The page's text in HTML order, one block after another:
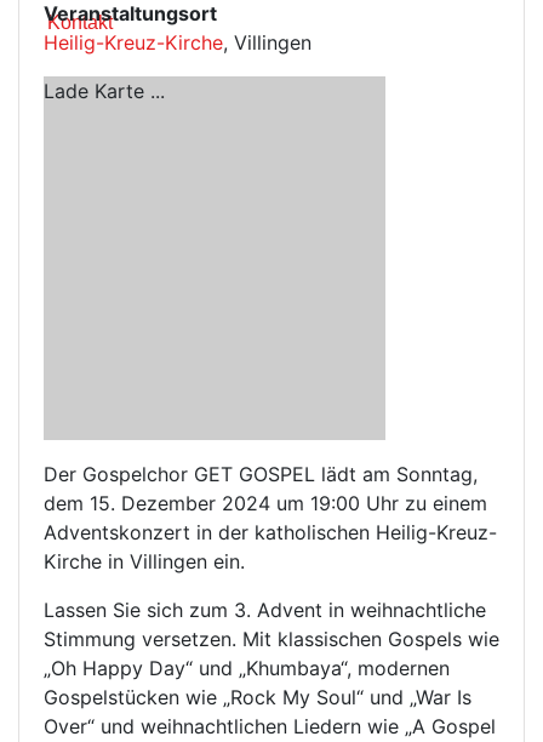
Kontakt
Veranstaltungsort
Heilig-Kreuz-Kirche, Villingen
Lade Karte ...
Der Gospelchor GET GOSPEL lädt am Sonntag,
dem 15. Dezember 2024 um 19:00 Uhr zu einem
Adventskonzert in der katholischen Heilig-Kreuz-
Kirche in Villingen ein.
Lassen Sie sich zum 3. Advent in weihnachtliche
Stimmung versetzen. Mit klassischen Gospels wie
„Oh Happy Day“ und „Khumbaya“, modernen
Gospelstücken wie „Rock My Soul“ und „War Is
Over“ und weihnachtlichen Liedern wie „A Gospel